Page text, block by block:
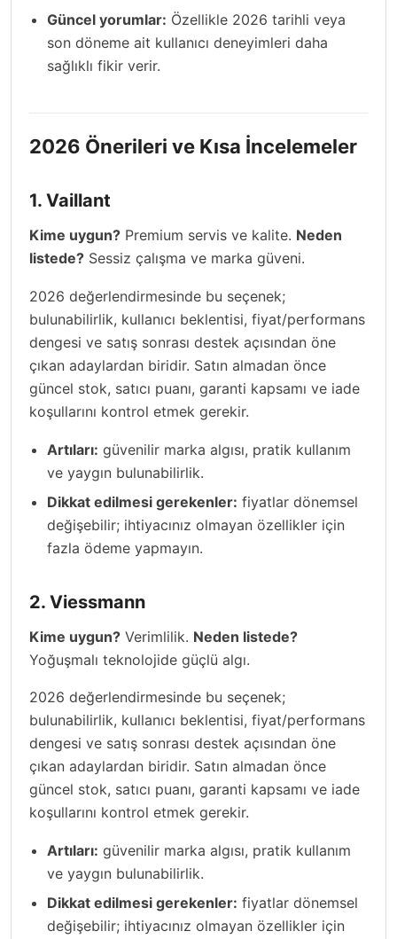
Güncel yorumlar: Özellikle 2026 tarihli veya
son döneme ait kullanıcı deneyimleri daha
sağlıklı fikir verir.
2026 Önerileri ve Kısa İncelemeler
1. Vaillant
Kime uygun? Premium servis ve kalite. Neden
listede? Sessiz çalışma ve marka güveni.
2026 değerlendirmesinde bu seçenek;
bulunabilirlik, kullanıcı beklentisi, fiyat/performans
dengesi ve satış sonrası destek açısından öne
çıkan adaylardan biridir. Satın almadan önce
güncel stok, satıcı puanı, garanti kapsamı ve iade
koşullarını kontrol etmek gerekir.
Artıları: güvenilir marka algısı, pratik kullanım
ve yaygın bulunabilirlik.
Dikkat edilmesi gerekenler: fiyatlar dönemsel
değişebilir; ihtiyacınız olmayan özellikler için
fazla ödeme yapmayın.
2. Viessmann
Kime uygun? Verimlilik. Neden listede?
Yoğuşmalı teknolojide güçlü algı.
2026 değerlendirmesinde bu seçenek;
bulunabilirlik, kullanıcı beklentisi, fiyat/performans
dengesi ve satış sonrası destek açısından öne
çıkan adaylardan biridir. Satın almadan önce
güncel stok, satıcı puanı, garanti kapsamı ve iade
koşullarını kontrol etmek gerekir.
Artıları: güvenilir marka algısı, pratik kullanım
ve yaygın bulunabilirlik.
Dikkat edilmesi gerekenler: fiyatlar dönemsel
değişebilir; ihtiyacınız olmayan özellikler için